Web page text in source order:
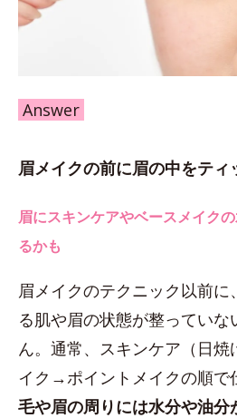
Answer
眉メイクの前に眉の中をティ
眉にスキンケアやベースメイク
るかも
眉メイクのテクニック以前
る肌や眉の状態が整ってい
ん。通常、スキンケア（日
イク→ポイントメイクの順で
毛や眉の周りには水分や油分